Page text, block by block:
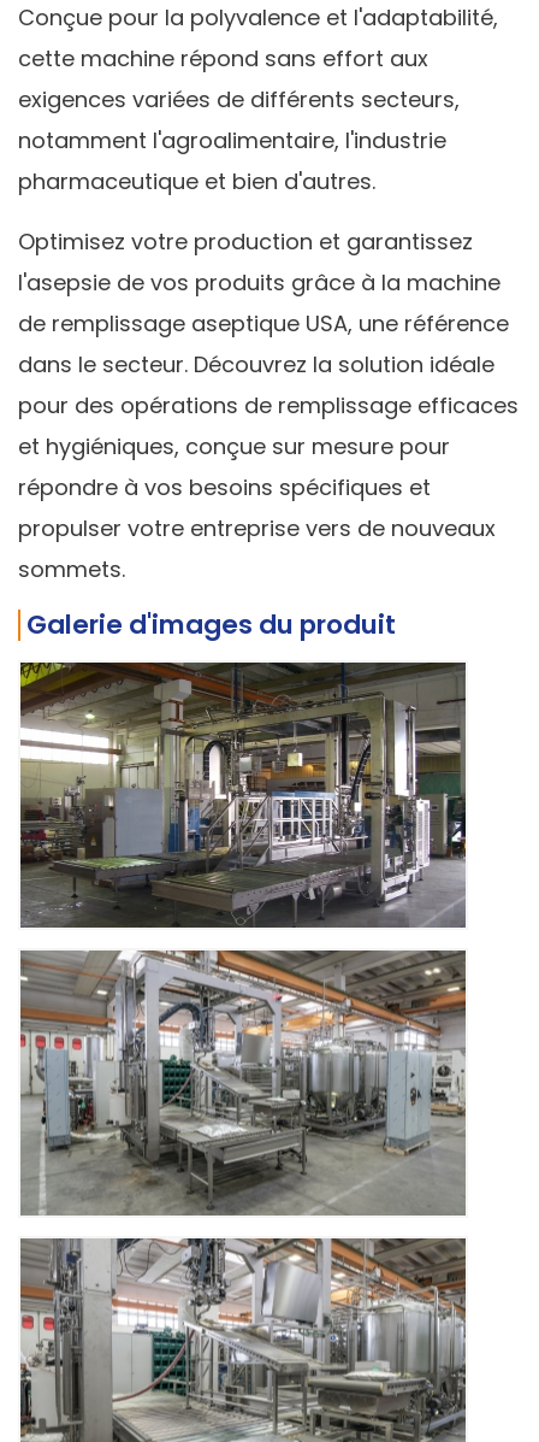
Conçue pour la polyvalence et l'adaptabilité,
cette machine répond sans effort aux
exigences variées de différents secteurs,
notamment l'agroalimentaire, l'industrie
pharmaceutique et bien d'autres.
Optimisez votre production et garantissez
l'asepsie de vos produits grâce à la machine
de remplissage aseptique USA, une référence
dans le secteur. Découvrez la solution idéale
pour des opérations de remplissage efficaces
et hygiéniques, conçue sur mesure pour
répondre à vos besoins spécifiques et
propulser votre entreprise vers de nouveaux
sommets.
Galerie d'images du produit